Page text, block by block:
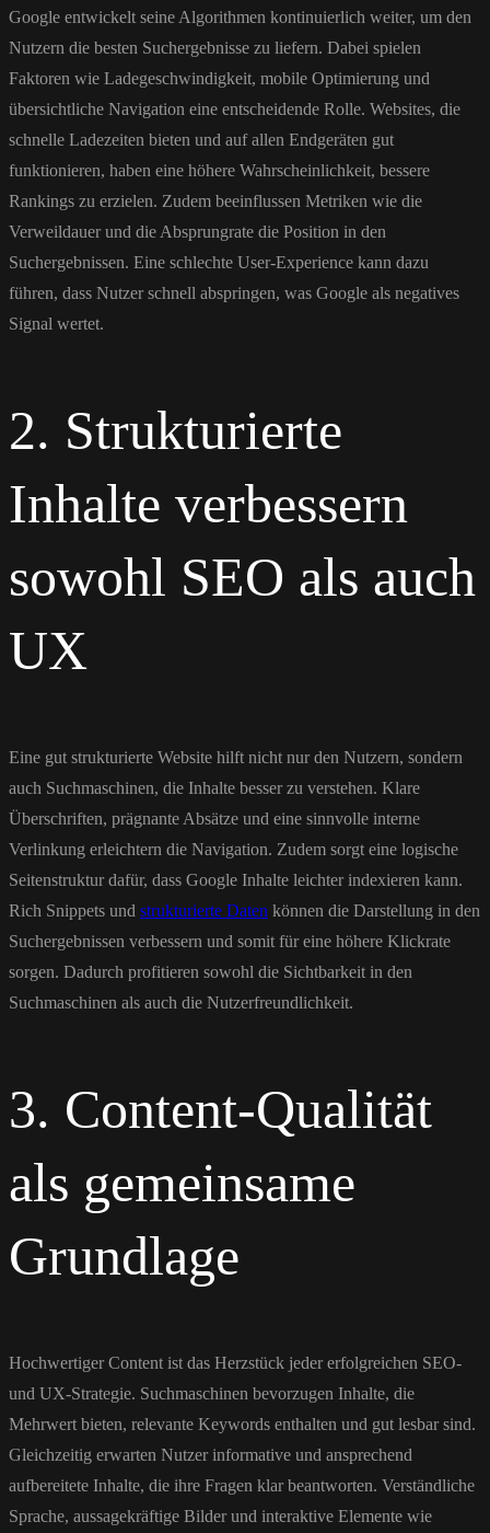
Google entwickelt seine Algorithmen kontinuierlich weiter, um den
Nutzern die besten Suchergebnisse zu liefern. Dabei spielen
Faktoren wie Ladegeschwindigkeit, mobile Optimierung und
übersichtliche Navigation eine entscheidende Rolle. Websites, die
schnelle Ladezeiten bieten und auf allen Endgeräten gut
funktionieren, haben eine höhere Wahrscheinlichkeit, bessere
Rankings zu erzielen. Zudem beeinflussen Metriken wie die
Verweildauer und die Absprungrate die Position in den
Suchergebnissen. Eine schlechte User-Experience kann dazu
führen, dass Nutzer schnell abspringen, was Google als negatives
Signal wertet.
2. Strukturierte
Inhalte verbessern
sowohl SEO als auch
UX
Eine gut strukturierte Website hilft nicht nur den Nutzern, sondern
auch Suchmaschinen, die Inhalte besser zu verstehen. Klare
Überschriften, prägnante Absätze und eine sinnvolle interne
Verlinkung erleichtern die Navigation. Zudem sorgt eine logische
Seitenstruktur dafür, dass Google Inhalte leichter indexieren kann.
Rich Snippets und strukturierte Daten können die Darstellung in den
Suchergebnissen verbessern und somit für eine höhere Klickrate
sorgen. Dadurch profitieren sowohl die Sichtbarkeit in den
Suchmaschinen als auch die Nutzerfreundlichkeit.
3. Content-Qualität
als gemeinsame
Grundlage
Hochwertiger Content ist das Herzstück jeder erfolgreichen SEO-
und UX-Strategie. Suchmaschinen bevorzugen Inhalte, die
Mehrwert bieten, relevante Keywords enthalten und gut lesbar sind.
Gleichzeitig erwarten Nutzer informative und ansprechend
aufbereitete Inhalte, die ihre Fragen klar beantworten. Verständliche
Sprache, aussagekräftige Bilder und interaktive Elemente wie